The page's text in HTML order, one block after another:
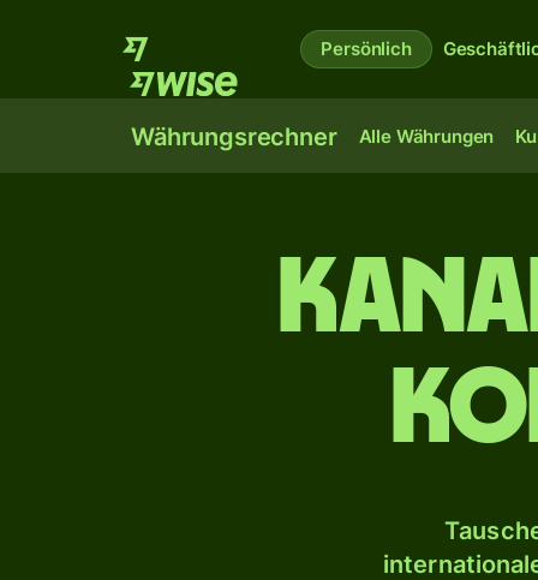
Persönlich
Währungsrechner Alle Währungen